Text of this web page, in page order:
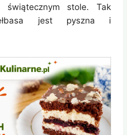
świątecznym stole. Tak
jest pyszna i